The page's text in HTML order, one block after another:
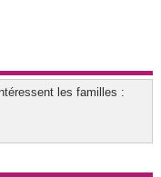
les familles :